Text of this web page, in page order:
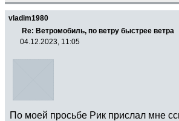
vladim1980
Re: Ветромобиль, по ветру быстрее ветра
04.12.2023, 11:05
По моей просьбе Рик прислал мне